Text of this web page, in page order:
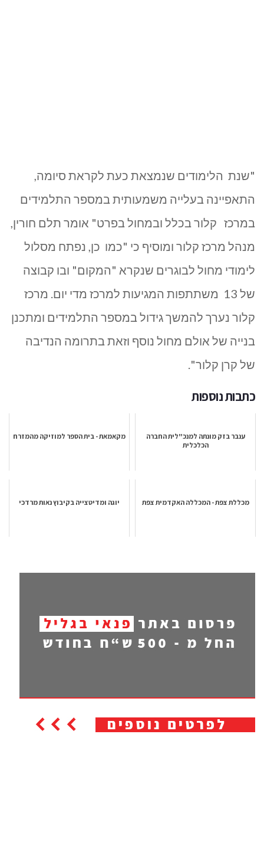
‏"שנת הלימודים שנמצאת כעת לקראת סיומה,
התאפיינה בעלייה משמעותית במספר התלמידים
במרכז קלור בכלל ובמחול בפרט" אומר תלם חורין,
מנהל מרכז קלור ומוסיף כי "כמו כן, נפתח מסלול
לימודי מחול לבוגרים שנקרא "המקום" ובו קבוצה
של 13 משתתפות המגיעות למרכז מדי יום. מרכז
קלור נערך להמשך גידול במספר התלמידים ומתכנן
בנייה של אולם מחול נוסף וזאת בתרומה הנדיבה
של קרן קלור".
כתבות נוספות
ענבר בזק מונתה למנכ"לית החברה
הכלכלית
מקאמאת - בית הספר למוזיקה מהמזרח
מכללת צפת - המכללה האקדמית צפת יוגה ומדיטצייה בקיבוץ נאות מרדכי